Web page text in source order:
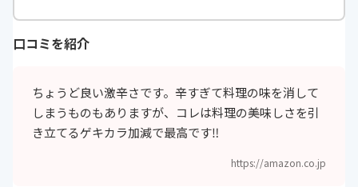
口コミを紹介
ちょうど良い激辛さです。辛すぎて料理の味を消して
しまうものもありますが、コレは料理の美味しさを引
き立てるゲキカラ加減で最高です‼
https://amazon.co.jp